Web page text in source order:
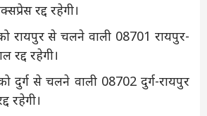
रद्द रहेगी।
रायपुर से चलने वाली 08701 रायपुर-
रहेगी।
दुर्ग से चलने वाली 08702 दुर्ग-रायपुर
रहेगी।